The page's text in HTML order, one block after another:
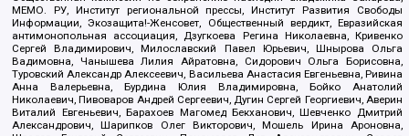
МЕМО. РУ, Институт региональной прессы, Институт Развития Свободы
Информации, Экозащита!-Женсовет, Общественный вердикт, Евразийская
антимонопольная ассоциация, Дзугкоева Регина Николаевна, Кривенко
Сергей Владимирович, Милославский Павел Юрьевич, Шнырова Ольга
Вадимовна, Чанышева Лилия Айратовна, Сидорович Ольга Борисовна,
Туровский Александр Алексеевич, Васильева Анастасия Евгеньевна, Ривина
Анна Валерьевна, Бурдина Юлия Владимировна, Бойко Анатолий
Николаевич, Пивоваров Андрей Сергеевич, Дугин Сергей Георгиевич, Аверин
Виталий Евгеньевич, Барахоев Магомед Бекханович, Шевченко Дмитрий
Александрович, Шарипков Олег Викторович, Мошель Ирина Ароновна,